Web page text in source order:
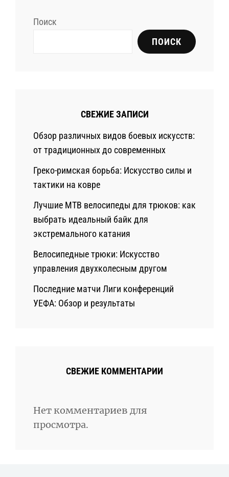
Поиск
ПОИСК
СВЕЖИЕ ЗАПИСИ
Обзор различных видов боевых искусств:
от традиционных до современных
Греко-римская борьба: Искусство силы и
тактики на ковре
Лучшие MTB велосипеды для трюков: как
выбрать идеальный байк для
экстремального катания
Велосипедные трюки: Искусство
управления двухколесным другом
Последние матчи Лиги конференций
УЕФА: Обзор и результаты
СВЕЖИЕ КОММЕНТАРИИ
Нет комментариев для
просмотра.